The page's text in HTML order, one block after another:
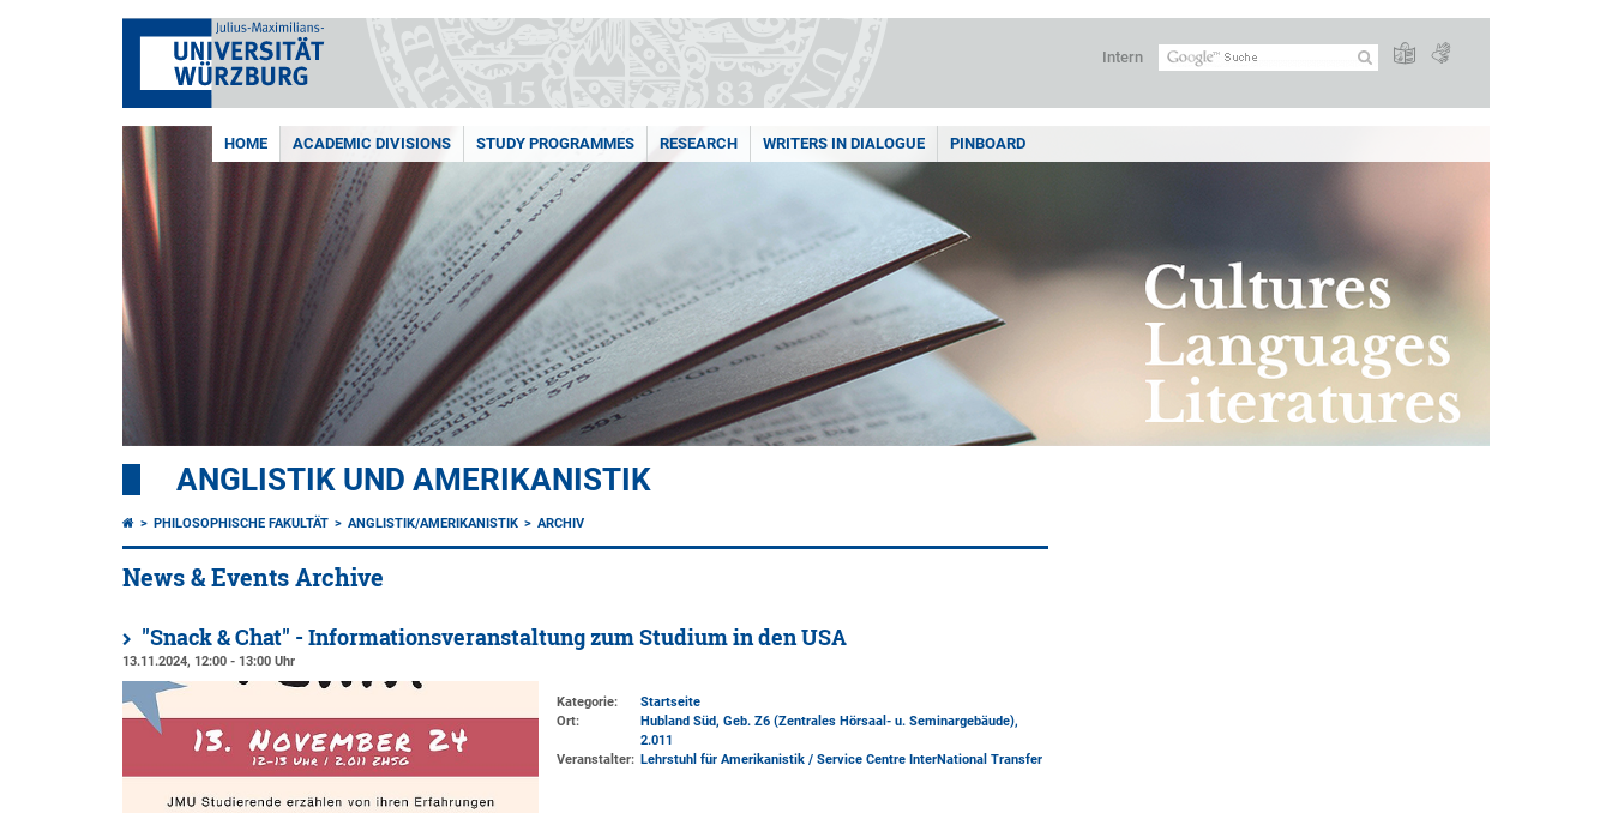
Intern
HOME ACADEMIC DIVISIONS STUDY PROGRAMMES RESEARCH WRITERS IN DIALOGUE PINBOARD
ANGLISTIK UND AMERIKANISTIK
PHILOSOPHISCHE FAKULTÄT ANGLISTIK/AMERIKANISTIK ARCHIV
News & Events Archive
"Snack & Chat" - Informationsveranstaltung zum Studium in den USA
13.11.2024, 12:00 - 13:00 Uhr
Kategorie:
Startseite
Ort:
Hubland Süd, Geb. Z6 (Zentrales Hörsaal- u. Seminargebäude),
2.011
Veranstalter: Lehrstuhl für Amerikanistik / Service Centre InterNational Transfer